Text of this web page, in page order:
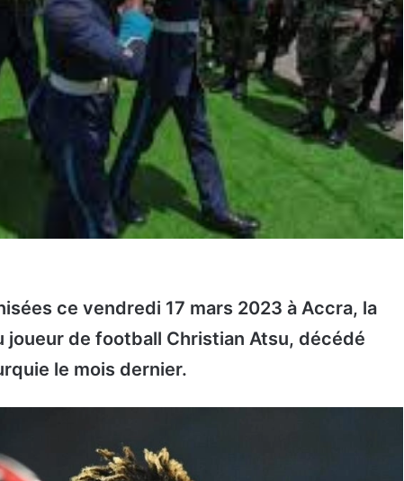
ce vendredi 17 mars 2023 à Accra, la
joueur de football Christian Atsu, décédé
le mois dernier.